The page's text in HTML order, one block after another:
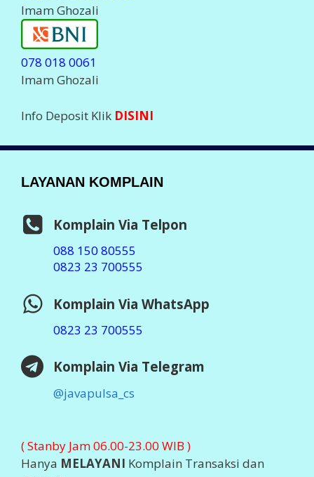
( Stanby Jam 06.00-23.00 WIB )
HanyaMELAYANI
deposit.
Setiap Komplain Mohon sertakan Kode ID Anda
LEGALITAS PERUSAHAAN
Pemilik :Imam Ghozali, SE
SIUP : 503/119x/41x/2014
TDP : 13.07.x4x.02270
Ditetapkan : Jember 2014
Software : Otomax Ultimate
STATISTIK ONLINE
Visit Java Pulsa at Ping.sg
Top Sites
2026 ©JAVA PULSA MURAH Support By
Eltama Raya